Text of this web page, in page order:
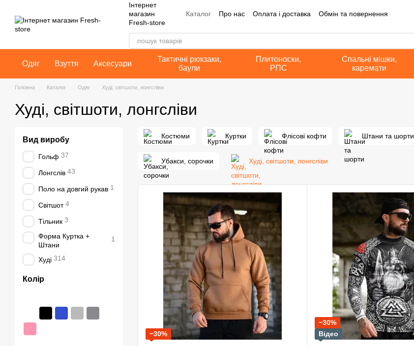
Інтернет
магазин
Fresh-store
Каталог Про нас Оплата і доставка
Обмін та повернення
Публічна оферта
Одяг Взуття Аксесуари
Тактичні рюкзаки,
баули
Плитоноски,
РПС
Спальні мішки,
каремати
Головна Каталог Одяг Худі, світшоти, лонгсліви
Худі, світшоти, лонгсліви
Костюми Куртки Флісові кофти Штани та шорти
Убакси, сорочки Худі, світшоти, лонгсліви
−30%
−30%
Відео
Вид виробу
Гольф 37
Лонгслів 43
Поло на довгий рукав 1
Світшот 4
Тільник 3
Форма Куртка +
Штани
1
Худі 314
Колір